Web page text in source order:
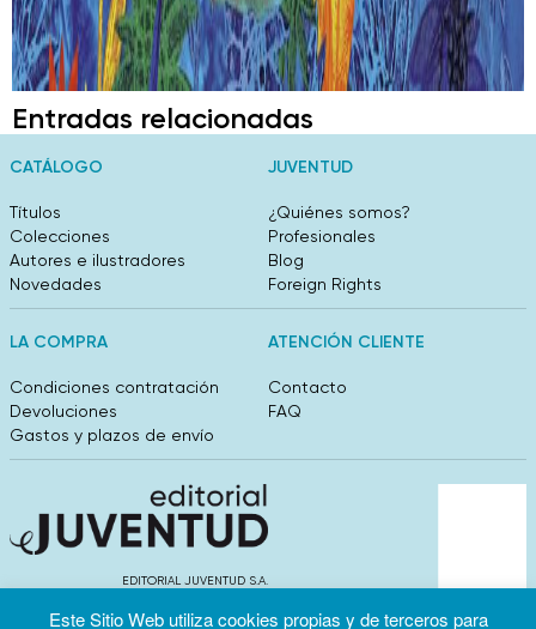
Entradas relacionadas
CATÁLOGO
Títulos
Colecciones
Autores e ilustradores
Novedades
JUVENTUD
¿Quiénes somos?
Profesionales
Blog
Foreign Rights
LA COMPRA
Condiciones contratación
Devoluciones
Gastos y plazos de envío
ATENCIÓN CLIENTE
Contacto
FAQ
EDITORIAL JUVENTUD S.A.
info@editorialjuventud.es
Este Sitio Web utiliza cookies propias y de terceros para